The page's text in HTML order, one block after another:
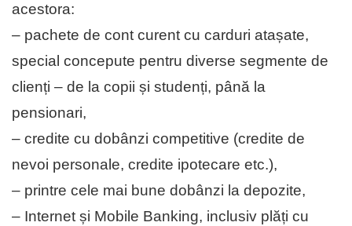
acestora:
– pachete de cont curent cu carduri atașate,
special concepute pentru diverse segmente de
clienți – de la copii și studenți, până la
pensionari,
– credite cu dobânzi competitive (credite de
nevoi personale, credite ipotecare etc.),
– printre cele mai bune dobânzi la depozite,
– Internet și Mobile Banking, inclusiv plăți cu